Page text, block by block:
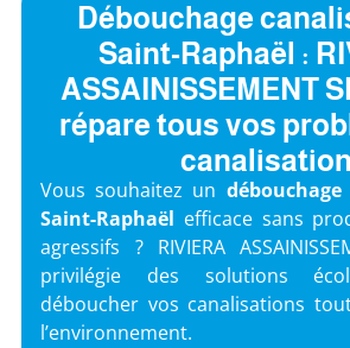
Débouchage
Saint-Raphaël :
ASSAINISSEMENT
répare tous vos
canalisation
Vous souhaitez un
Saint-Raphaël efficace sans
agressifs ? RIVIERA
privilégie des solutions
déboucher vos canalisations
l’environnement.